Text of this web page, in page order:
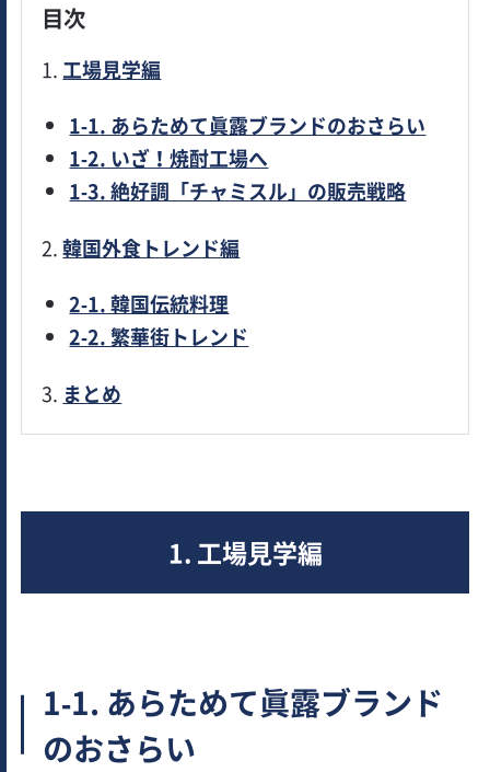
目次
1.工場見学編
1-1. あらためて眞露ブランドのおさらい
1-2. いざ！焼酎工場へ
1-3. 絶好調「チャミスル」の販売戦略
2.韓国外食トレンド編
2-1. 韓国伝統料理
2-2. 繁華街トレンド
3. まとめ
1. 工場見学編
1-1. あらためて眞露ブランド
のおさらい